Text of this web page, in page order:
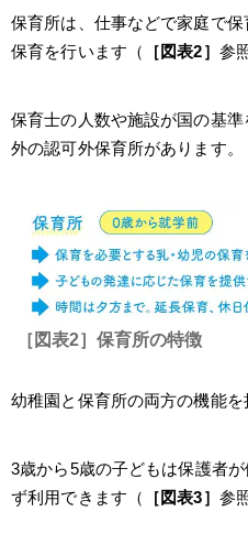
保育所は、仕事などで家庭で
保育を行います（
［図表2］ 参
保育士の人数や施設が国の基
外の認可外保育所があります。
［図表2］保育所の特徴
幼稚園と保育所の両方の機能を
3歳から5歳の子どもは保護者
ず利用できます（
［図表3］ 参